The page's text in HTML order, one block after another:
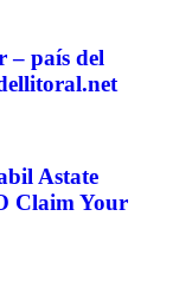
– país del
Astate
Claim Your